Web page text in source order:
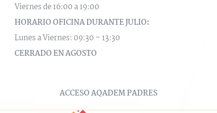
Viernes de 16:00 a 19:00
HORARIO OFICINA DURANTE JULIO:
Lunes a Viernes: 09:30 – 13:30
CERRADO EN AGOSTO
ACCESO AQADEM PADRES